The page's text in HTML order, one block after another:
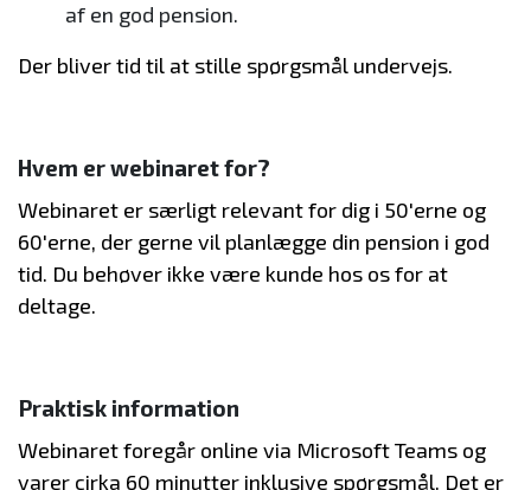
af en god pension.
Der bliver tid til at stille spørgsmål undervejs.
Hvem er webinaret for?
Webinaret er særligt relevant for dig i 50'erne og
60'erne, der gerne vil planlægge din pension i god
tid. Du behøver ikke være kunde hos os for at
deltage.
Praktisk information
Webinaret foregår online via Microsoft Teams og
varer cirka 60 minutter inklusive spørgsmål. Det er